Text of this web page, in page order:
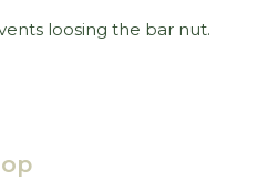
loosing the bar nut.